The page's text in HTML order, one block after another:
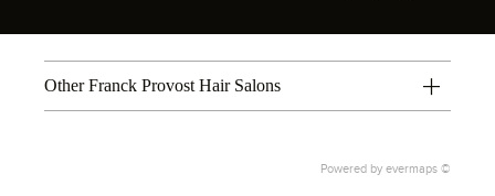
Other Franck Provost Hair Salons
Powered by evermaps ©